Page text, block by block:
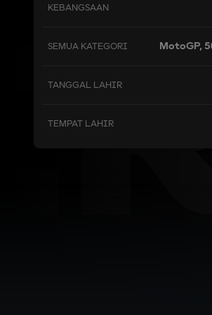
KEBANGSAAN
SEMUA KATEGORI MotoGP,
TANGGAL LAHIR
TEMPAT LAHIR